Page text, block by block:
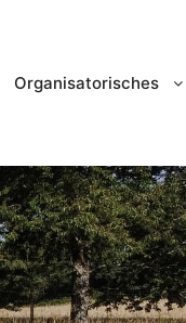
Organisatorisches